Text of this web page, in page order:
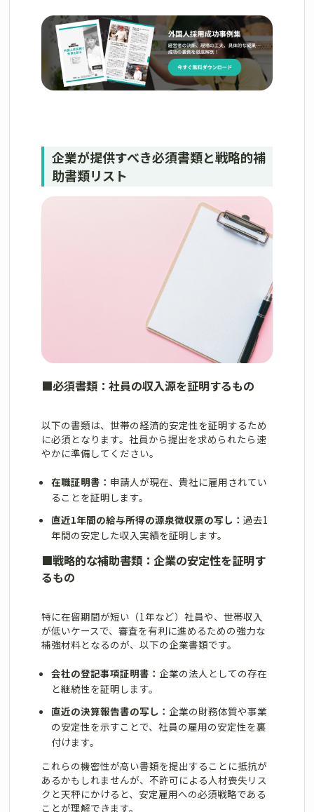
企業が提供すべき必須書類と戦略的補
助書類リスト
■必須書類：社員の収入源を証明するもの
以下の書類は、世帯の経済的安定性を証明するため
に必須となります。社員から提出を求められたら速
やかに準備してください。
在職証明書： 申請人が現在、貴社に雇用されてい
ることを証明します。
直近1年間の給与所得の源泉徴収票の写し： 過去1
年間の安定した収入実績を証明します。
■戦略的な補助書類：企業の安定性を証明す
るもの
特に在留期間が短い（1年など）社員や、世帯収入
が低いケースで、審査を有利に進めるための強力な
補強材料となるのが、以下の企業書類です。
会社の登記事項証明書： 企業の法人としての存在
と継続性を証明します。
直近の決算報告書の写し： 企業の財務体質や事業
の安定性を示すことで、社員の雇用の安定性を裏
付けます。
これらの機密性が高い書類を提出することに抵抗が
あるかもしれませんが、不許可による人材喪失リス
クと天秤にかけると、安定雇用への必須戦略である
ことが理解できます。